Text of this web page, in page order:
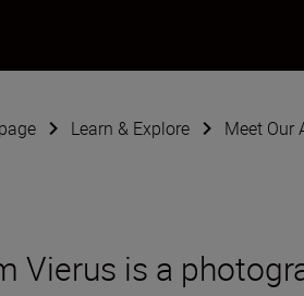
Learn & Explore Meet Our
Vierus is a